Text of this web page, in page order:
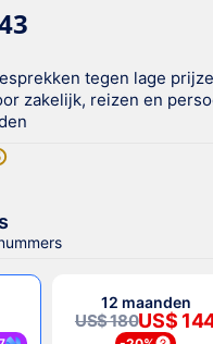
tegen lage
zakelijk, reizen en
12 maanden
US$ 180US$